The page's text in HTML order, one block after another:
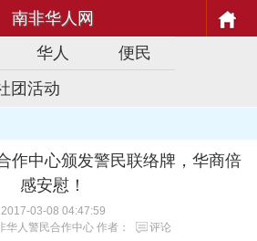
南非华人网
华人
便民
团活动
作中心颁发警民联络牌，华商倍
感安慰！
2017-03-08 04:47:59
华人警民合作中心 作者： 评论